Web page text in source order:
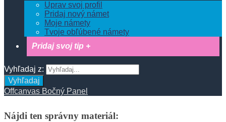
Uprav svoj profil
Pridaj nový námet
Moje námety
Tvoje obľúbené námety
Pridaj svoj tip +
Vyhľadaj z:
Vyhľadaj
Offcanvas Bočný Panel
Nájdi ten správny materiál: